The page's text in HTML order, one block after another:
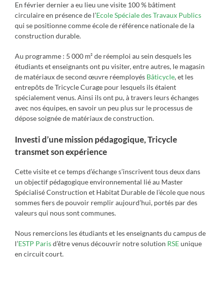
En février dernier a eu lieu une visite 100 % bâtiment
circulaire en présence de l’Ecole Spéciale des Travaux Publics
qui se positionne comme école de référence nationale de la
construction durable.
Au programme : 5 000 m² de réemploi au sein desquels les
étudiants et enseignants ont pu visiter, entre autres, le magasin
de matériaux de second œuvre réemployés Bâticycle, et les
entrepôts de Tricycle Curage pour lesquels ils étaient
spécialement venus. Ainsi ils ont pu, à travers leurs échanges
avec nos équipes, en savoir un peu plus sur le processus de
dépose soignée de matériaux de construction.
Investi d’une mission pédagogique, Tricycle
transmet son expérience
Cette visite et ce temps d’échange s’inscrivent tous deux dans
un objectif pédagogique environnemental lié au Master
Spécialisé Construction et Habitat Durable de l’école que nous
sommes fiers de pouvoir remplir aujourd’hui, portés par des
valeurs qui nous sont communes.
Nous remercions les étudiants et les enseignants du campus de
l’ESTP Parisd’être venus découvrir notre solution RSEunique
en circuit court.